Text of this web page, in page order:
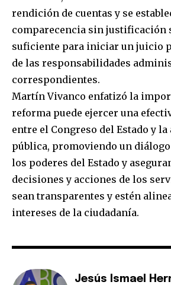
rendición de cuentas y se
comparecencia sin justificación
suficiente para iniciar un juicio
de las responsabilidades
correspondientes.
Martín Vivanco enfatizó la
reforma puede ejercer una
entre el Congreso del Estado y
pública, promoviendo un
los poderes del Estado y
decisiones y acciones de los
sean transparentes y estén
intereses de la ciudadanía.
Jesús Ismael